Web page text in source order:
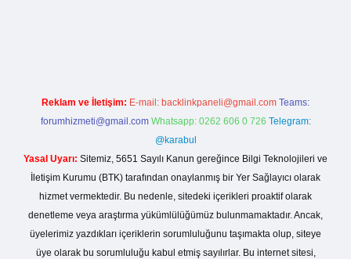
Reklam ve İletişim: E-mail: backlinkpaneli@gmail.com Teams:
forumhizmeti@gmail.com Whatsapp: 0262 606 0 726 Telegram:
@karabul
Yasal Uyarı: Sitemiz, 5651 Sayılı Kanun gereğince Bilgi Teknolojileri ve
İletişim Kurumu (BTK) tarafından onaylanmış bir Yer Sağlayıcı olarak
hizmet vermektedir. Bu nedenle, sitedeki içerikleri proaktif olarak
denetleme veya araştırma yükümlülüğümüz bulunmamaktadır. Ancak,
üyelerimiz yazdıkları içeriklerin sorumluluğunu taşımakta olup, siteye
üye olarak bu sorumluluğu kabul etmiş sayılırlar. Bu internet sitesi,